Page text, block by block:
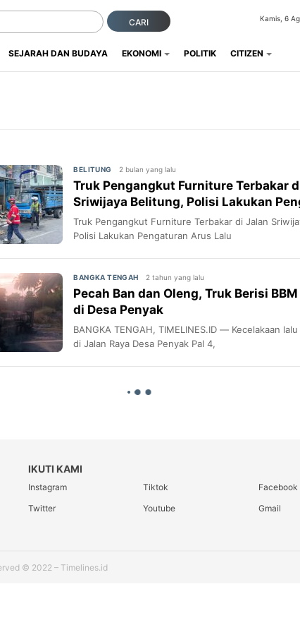
CARI Kamis, 6
SEJARAH DAN BUDAYA EKONOMI POLITIK CITIZEN
BELITUNG 2 bulan yang lalu
Truk Pengangkut Furniture Terbakar
Sriwijaya Belitung, Polisi Lakukan
Arus Lalu Lintas
Truk Pengangkut Furniture Terbakar di Jalan
Polisi Lakukan Pengaturan Arus Lalu
BANGKA TENGAH 2 tahun yang lalu
Pecah Ban dan Oleng, Truk Berisi
di Desa Penyak
BANGKA TENGAH, TIMELINES.ID — Kecelakaan
di Jalan Raya Desa Penyak Pal 4,
IKUTI KAMI
Instagram Tiktok
Facebook
Twitter
Youtube Gmail
© 2022 – Timelines.id